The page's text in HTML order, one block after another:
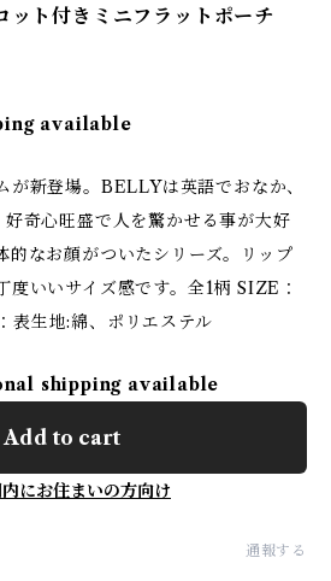
ト付きミニフラットポーチ
available
が新登場。BELLYは英語でおなか、
奇心旺盛で人を驚かせる事が大好
的なお顔がついたシリーズ。リップ
度いいサイズ感です。全1柄 SIZE：
生地:綿、ポリエステル
shipping available
Add to cart
にお住まいの方向け
通報する